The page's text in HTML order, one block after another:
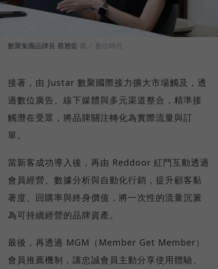
數聚集團品牌長 蔡雅藍 圖／ 數位時代
接著，由 Justar 數聚國際接力擴大市場觸及，透
過數位廣告、線下媒體與多元渠道整合，精準接
觸潛在受眾，將品牌關注轉化為實際流量與訂
單。
當新客成功導入後，再由 Reddoor 紅門互動透過
會員經營、數據分析與自動化行銷，提升顧客黏
著度、回購率與終身價值，將一次性的流量沉澱
為可持續經營的品牌資產。
最後，再透過 MGM（Member Get Member）
會員推薦機制，讓忠誠會員主動分享使用體驗、